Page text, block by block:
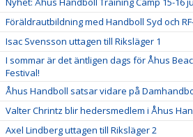
Föräldrautbildning med Handboll Syd och
Isac Svensson uttagen till Riksläger 1
I sommar är det äntligen dags för Åhus
Festival!
Åhus Handboll satsar vidare på
Valter Chrintz blir hedersmedlem i Åhus
Axel Lindberg uttagen till Riksläger 2